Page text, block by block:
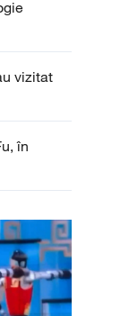
vizitat
în